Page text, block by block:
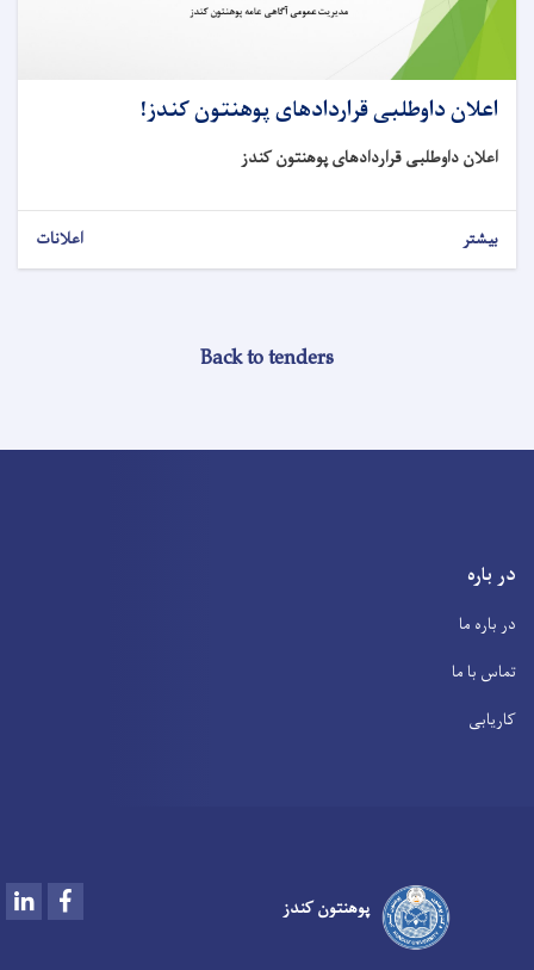
اعلان داوطلبی قراردادهای پوهنتون کندز!
اعلان داوطلبی قراردادهای پوهنتون کندز
بیشتر اعلانات
Back to tenders
در باره
در باره ما
تماس با ما
کاریابی
پوهنتون کندز LinkedIn